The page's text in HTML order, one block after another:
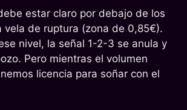
estar claro por debajo de los
vela de ruptura (zona de 0,85€).
nivel, la señal 1-2-3 se anula y
Pero mientras el volumen
licencia para soñar con el